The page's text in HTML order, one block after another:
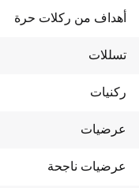
أهداف من ركلات حرة
تسللات
ركنيات
عرضيات
عرضيات ناجحة